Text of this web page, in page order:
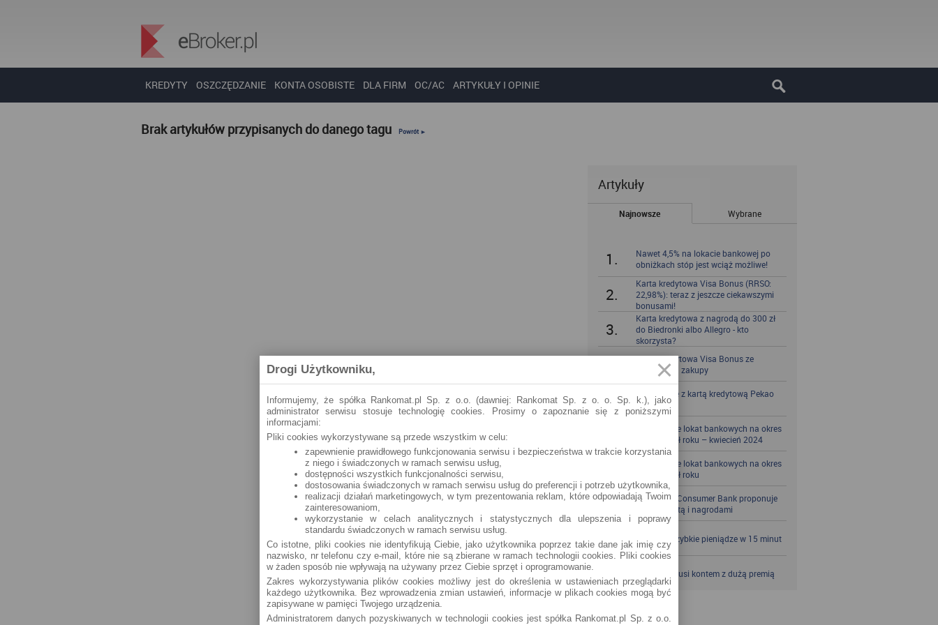
KREDYTY OSZCZĘDZANIE KONTA OSOBISTE DLA FIRM OC/AC ARTYKUŁY I OPINIE
Brak artykułów przypisanych do danego tagu Powrót ►
Artykuły
Najnowsze Wybrane
1.
Nawet 4,5% na lokacie bankowej po
obniżkach stóp jest wciąż możliwe!
2.
Karta kredytowa Visa Bonus (RRSO:
22,98%): teraz z jeszcze ciekawszymi
bonusami!
3.
Karta kredytowa z nagrodą do 300 zł
do Biedronki albo Allegro - kto
skorzysta?
Karta kredytowa Visa Bonus ze
zwrotem za zakupy
5.
Zbieraj mile z kartą kredytową Pekao
S.A.
Porównanie lokat bankowych na okres
powyżej pół roku – kwiecień 2024
Porównanie lokat bankowych na okres
powyżej pół roku
8.
Santander Consumer Bank proponuje
jesień z kartą i nagrodami
9. SKOK po szybkie pieniądze w 15 minut
10. VeloBank kusi kontem z dużą premią
Drogi Użytkowniku,
Informujemy, że spółka Rankomat.pl Sp. z o.o. (dawniej: Rankomat Sp. z o. o. Sp. k.), jako
administrator serwisu stosuje technologię cookies. Prosimy o zapoznanie się z poniższymi
informacjami:
Pliki cookies wykorzystywane są przede wszystkim w celu:
zapewnienie prawidłowego funkcjonowania serwisu i bezpieczeństwa w trakcie korzystania
z niego i świadczonych w ramach serwisu usług,
dostępności wszystkich funkcjonalności serwisu,
dostosowania świadczonych w ramach serwisu usług do preferencji i potrzeb użytkownika,
realizacji działań marketingowych, w tym prezentowania reklam, które odpowiadają Twoim
zainteresowaniom,
wykorzystanie w celach analitycznych i statystycznych dla ulepszenia i poprawy
standardu świadczonych w ramach serwisu usług.
Co istotne, pliki cookies nie identyfikują Ciebie, jako użytkownika poprzez takie dane jak imię czy
nazwisko, nr telefonu czy e-mail, które nie są zbierane w ramach technologii cookies. Pliki cookies
w żaden sposób nie wpływają na używany przez Ciebie sprzęt i oprogramowanie.
Zakres wykorzystywania plików cookies możliwy jest do określenia w ustawieniach przeglądarki
każdego użytkownika. Bez wprowadzenia zmian ustawień, informacje w plikach cookies mogą być
zapisywane w pamięci Twojego urządzenia.
Administratorem danych pozyskiwanych w technologii cookies jest spółka Rankomat.pl Sp. z o.o.